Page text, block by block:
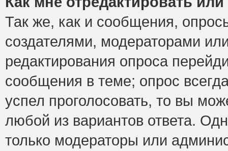
Так же, как и сообщения,
создателями, модераторами
редактирования опроса
сообщения в теме; опрос
успел проголосовать, то вы
любой из вариантов ответа.
только модераторы или